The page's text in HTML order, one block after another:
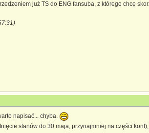
już TS do ENG fansuba, z którego chcę
napisać... chyba.
stanów do 30 maja, przynajmniej na części